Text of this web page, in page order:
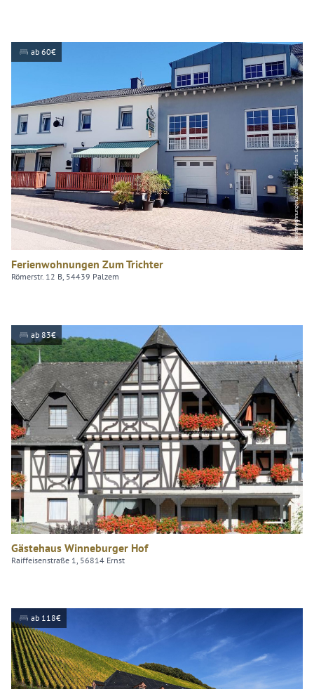
Ferienwohnungen Zum Trichter - Fam. Görgen
ab 60€
Ferienwohnungen Zum Trichter
Römerstr. 12 B, 54439 Palzem
Winneburger Hof
ab 83€
Gästehaus Winneburger Hof
Raiffeisenstraße 1, 56814 Ernst
ab 118€